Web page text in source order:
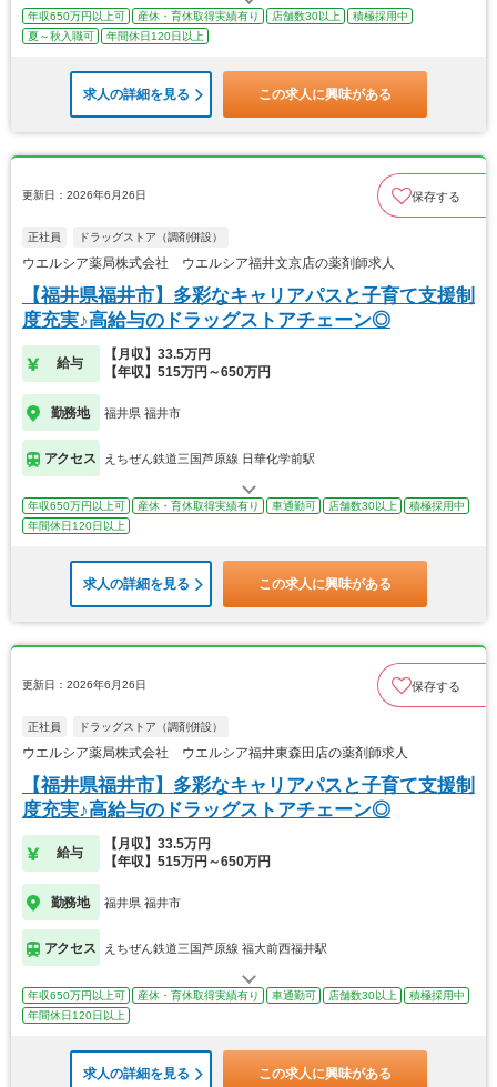
年収650万円以上可 産休・育休取得実績有り 店舗数30以上
積極採用中
夏～秋入職可
年間休日120日以上
求人の詳細を見る この求人に興味がある
更新日：2026年6月26日 保存する
正社員 ドラッグストア（調剤併設）
ウエルシア薬局株式会社 ウエルシア福井文京店の薬剤師求人
【福井県福井市】多彩なキャリアパスと子育て支援制
度充実♪高給与のドラッグストアチェーン◎
給与
【月収】33.5万円
【年収】515万円～650万円
勤務地 福井県 福井市
アクセス えちぜん鉄道三国芦原線 日華化学前駅
年収650万円以上可 産休・育休取得実績有り 車通勤可 店舗数30以上
積極採用中
年間休日120日以上
求人の詳細を見る この求人に興味がある
更新日：2026年6月26日 保存する
正社員 ドラッグストア（調剤併設）
ウエルシア薬局株式会社 ウエルシア福井東森田店の薬剤師求人
【福井県福井市】多彩なキャリアパスと子育て支援制
度充実♪高給与のドラッグストアチェーン◎
給与
【月収】33.5万円
【年収】515万円～650万円
勤務地 福井県 福井市
アクセス えちぜん鉄道三国芦原線 福大前西福井駅
年収650万円以上可 産休・育休取得実績有り 車通勤可 店舗数30以上
積極採用中
年間休日120日以上
求人の詳細を見る この求人に興味がある